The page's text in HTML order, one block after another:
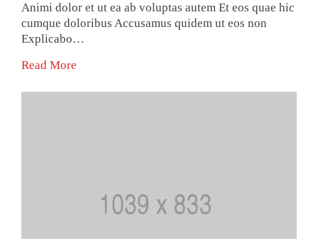
Animi dolor et ut ea ab voluptas autem Et eos quae hic
cumque doloribus Accusamus quidem ut eos non
Explicabo…
Read More